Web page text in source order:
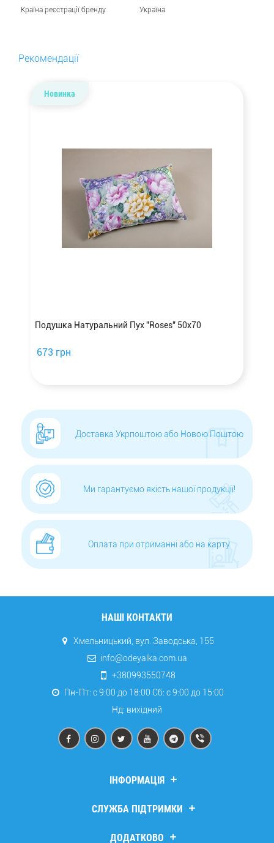
Країна реєстрації бренду
Україна
Рекомендації
Новинка
Подушка Натуральний Пух "Roses" 50х70
673 грн
Доставка Укрпоштою або Новою Поштою
Ми гарантуємо якість нашої продукції!
Оплата при отриманні або на карту
НАШІ КОНТАКТИ
Хмельницький, вул. Заводська, 155
info@odeyalka.com.ua
+380993550748
Пн-Пт: с 9:00 до 18:00 Сб: c 9:00 до 15:00
Нд: вихідний
ІНФОРМАЦІЯ
Про компанію
Повернення та обмін
СЛУЖБА ПІДТРИМКИ
Повернення товару
ДОДАТКОВО